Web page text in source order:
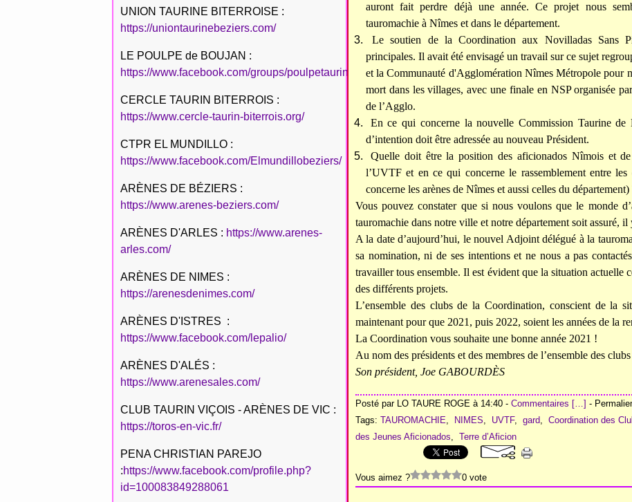
UNION TAURINE BITERROISE :
https://uniontaurinebeziers.com/
LE POULPE de BOUJAN :
https://www.facebook.com/groups/poulpetaurinboujan/
CERCLE TAURIN BITERROIS :
https://www.cercle-taurin-biterrois.org/
CTPR EL MUNDILLO :
https://www.facebook.com/Elmundillobeziers/
ARÈNES DE BÉZIERS :
https://www.arenes-beziers.com/
ARÈNES D'ARLES : https://www.arenes-
arles.com/
ARÈNES DE NIMES :
https://arenesdenimes.com/
ARÈNES D'ISTRES :
https://www.facebook.com/lepalio/
ARÈNES D'ALÉS :
https://www.arenesales.com/
CLUB TAURIN VIÇOIS - ARÈNES DE VIC :
https://toros-en-vic.fr/
PENA CHRISTIAN PAREJO
:https://www.facebook.com/profile.php?
id=100083849288061
auront fait perdre déjà une année. Ce projet nous
tauromachie à Nîmes et dans le département.
Le soutien de la Coordination aux Novilladas Sans
principales. Il avait été envisagé un travail sur ce sujet
et la Communauté d'Agglomération Nîmes Métropole pour
mort dans les villages, avec une finale en NSP organisée
de l’Agglo.
En ce qui concerne la nouvelle Commission Taurine de
d’intention doit être adressée au nouveau Président.
Quelle doit être la position des aficionados Nîmois et
l’UVTF et en ce qui concerne le rassemblement entre
concerne les arènes de Nîmes et aussi celles du département)
Vous pouvez constater que si nous voulons que le monde
tauromachie dans notre ville et notre département soit assuré,
A la date d’aujourd’hui, le nouvel Adjoint délégué à la
sa nomination, ni de ses intentions et ne nous a pas
travailler tous ensemble. Il est évident que la situation actuelle
des différents projets.
L’ensemble des clubs de la Coordination, conscient de la
maintenant pour que 2021, puis 2022, soient les années de la
La Coordination vous souhaite une bonne année 2021 !
Au nom des présidents et des membres de l’ensemble des
Son président, Joe GABOURDÈS
Posté par LO TAURE ROGE à 14:40 - Commentaires […] -
Tags: TAUROMACHIE, NIMES, UVTF, gard, Coordination des
des Jeunes Aficionados, Terre d’Aficion
Vous aimez ? 0 vote